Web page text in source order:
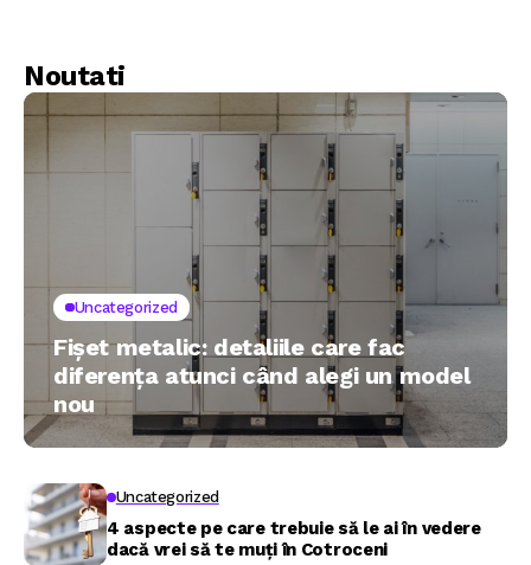
Noutati
Uncategorized
Fișet metalic: detaliile care fac
diferența atunci când alegi un model
nou
Uncategorized
4 aspecte pe care trebuie să le ai în vedere
dacă vrei să te muți în Cotroceni